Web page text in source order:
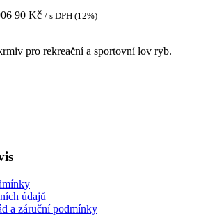
90 Kč / s DPH (12%)
pro rekreační a sportovní lov ryb.
údajů
a záruční podmínky